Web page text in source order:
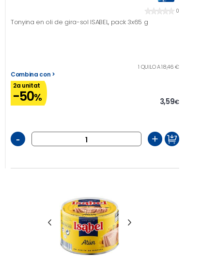
0
Tonyina en oli de gira-sol ISABEL, pack 3x65 g
Combina con >
1 QUILO A 18,46 €
2a unitat
-50% 3,59€
- +